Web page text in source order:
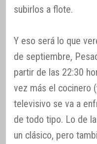
subirlos a flote.
Y eso será lo que
de septiembre,
partir de las 22:30
vez más el cocinero
televisivo se va a
de todo tipo. Lo de
un clásico, pero